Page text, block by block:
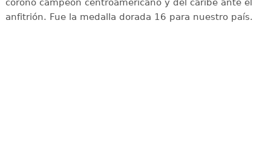
coronó campeón centroamericano y del caribe ante el
anfitrión. Fue la medalla dorada 16 para nuestro país.